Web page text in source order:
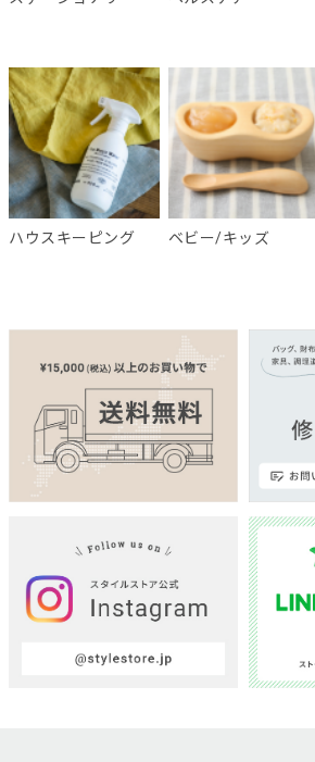
ハウスキーピング ベビー/キッズ